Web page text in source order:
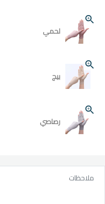
لحمي
بيج
رصاصي
ملاحظات